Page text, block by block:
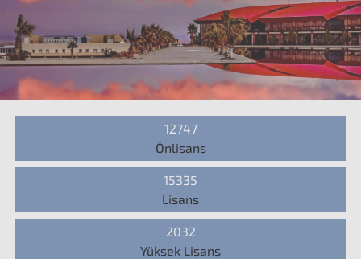
12747
Önlisans
15335
Lisans
2032
Yüksek Lisans